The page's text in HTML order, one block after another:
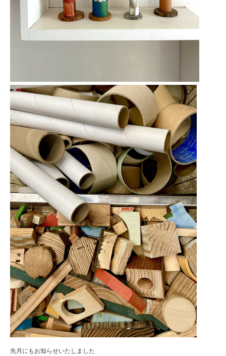
先月にもお知らせいたしました